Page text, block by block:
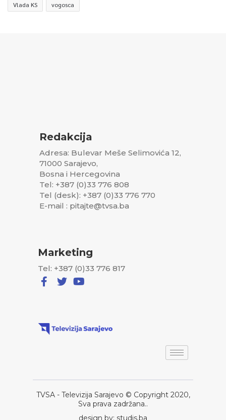
Vlada KS vogosca
Redakcija
Adresa: Bulevar Meše Selimovića 12,
71000 Sarajevo,
Bosna i Hercegovina
Tel: +387 (0)33 776 808
Tel (desk): +387 (0)33 776 770
E-mail : pitajte@tvsa.ba
Marketing
Tel: +387 (0)33 776 817
TVSA - Televizija Sarajevo © Copyright 2020,
Sva prava zadržana..
design by: studis.ba